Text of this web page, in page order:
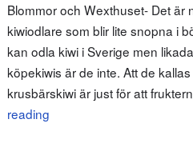
Blommor och Wexthuset- Det är
kiwiodlare som blir lite snopna i
kan odla kiwi i Sverige men
köpekiwis är de inte. Att de
krusbärskiwi är just för att
reading